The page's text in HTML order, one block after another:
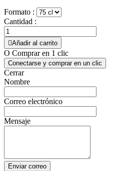
Formato :
Cantidad :
Añadir al carrito
O Comprar en 1 clic
Conectarse y comprar en un clic
Cerrar
Nombre
Correo electrónico
Mensaje
Enviar correo